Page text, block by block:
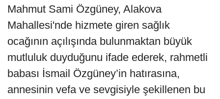
Mahmut Sami Özgüney, Alakova
Mahallesi'nde hizmete giren sağlık
ocağının açılışında bulunmaktan büyük
mutluluk duyduğunu ifade ederek, rahmetli
babası İsmail Özgüney’in hatırasına,
annesinin vefa ve sevgisiyle şekillenen bu